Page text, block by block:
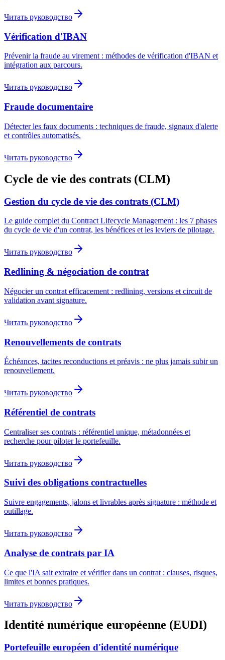
Читать руководство
Vérification d'IBAN
Prévenir la fraude au virement : méthodes de vérification d'IBAN et
intégration aux parcours.
Читать руководство
Fraude documentaire
Détecter les faux documents : techniques de fraude, signaux d'alerte
et contrôles automatisés.
Читать руководство
Cycle de vie des contrats (CLM)
Gestion du cycle de vie des contrats (CLM)
Le guide complet du Contract Lifecycle Management : les 7 phases
du cycle de vie d'un contrat, les bénéfices et les leviers de pilotage.
Читать руководство
Redlining & négociation de contrat
Négocier un contrat efficacement : redlining, versions et circuit de
validation avant signature.
Читать руководство
Renouvellements de contrats
Échéances, tacites reconductions et préavis : ne plus jamais subir un
renouvellement.
Читать руководство
Référentiel de contrats
Centraliser ses contrats : référentiel unique, métadonnées et
recherche pour piloter le portefeuille.
Читать руководство
Suivi des obligations contractuelles
Suivre engagements, jalons et livrables après signature : méthode et
outillage.
Читать руководство
Analyse de contrats par IA
Ce que l'IA sait extraire et vérifier dans un contrat : clauses, risques,
limites et bonnes pratiques.
Читать руководство
Identité numérique européenne (EUDI)
Portefeuille européen d'identité numérique